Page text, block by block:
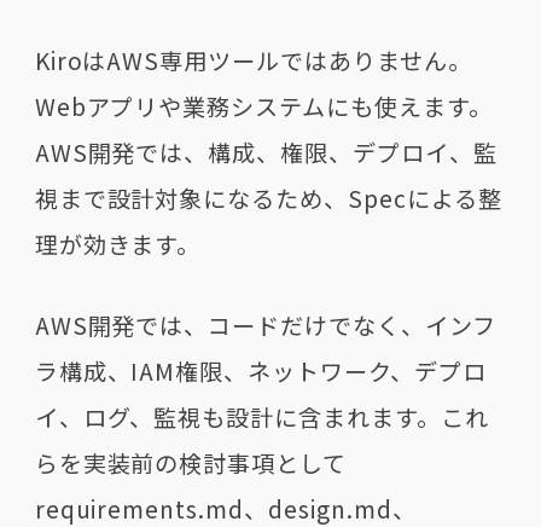
KiroはAWS専用ツールではありません。
Webアプリや業務システムにも使えます。
AWS開発では、構成、権限、デプロイ、監
視まで設計対象になるため、Specによる整
理が効きます。
AWS開発では、コードだけでなく、インフ
ラ構成、IAM権限、ネットワーク、デプロ
イ、ログ、監視も設計に含まれます。これ
らを実装前の検討事項として
requirements.md、design.md、